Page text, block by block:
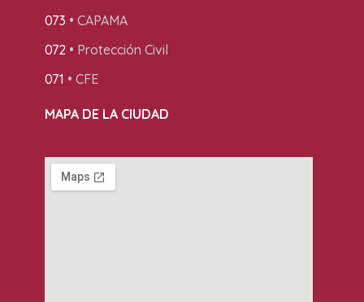
073 • CAPAMA
072 • Protección Civil
071 • CFE
MAPA DE LA CIUDAD